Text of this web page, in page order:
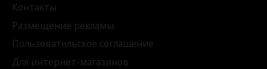
Контакты
Размещение рекламы
Пользовательское соглашение
Для интернет-магазинов